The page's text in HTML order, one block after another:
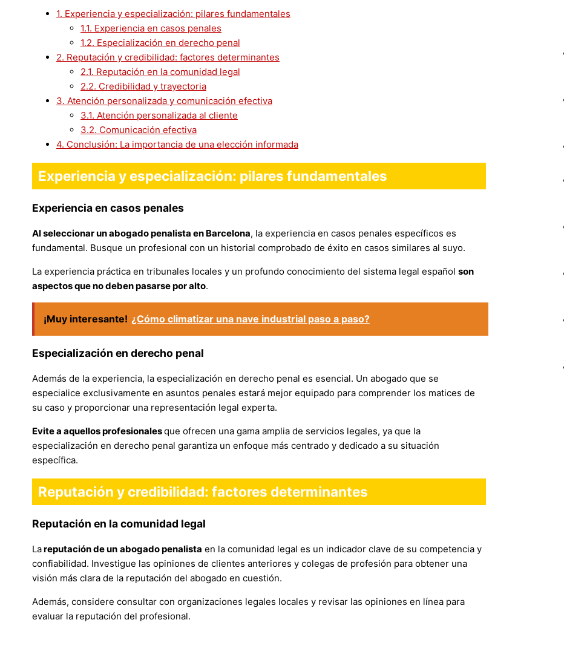
1. Experiencia y especialización: pilares fundamentales
1.1. Experiencia en casos penales
1.2. Especialización en derecho penal
2. Reputación y credibilidad: factores determinantes
2.1. Reputación en la comunidad legal
2.2. Credibilidad y trayectoria
3. Atención personalizada y comunicación efectiva
3.1. Atención personalizada al cliente
3.2. Comunicación efectiva
4. Conclusión: La importancia de una elección informada
Experiencia y especialización: pilares fundamentales
Experiencia en casos penales
Al seleccionar un abogado penalista en Barcelona, la experiencia en casos penales específicos es
fundamental. Busque un profesional con un historial comprobado de éxito en casos similares al suyo.
La experiencia práctica en tribunales locales y un profundo conocimiento del sistema legal español son
aspectos que no deben pasarse por alto.
¡Muy interesante! ¿Cómo climatizar una nave industrial paso a paso?
Especialización en derecho penal
Además de la experiencia, la especialización en derecho penal es esencial. Un abogado que se
especialice exclusivamente en asuntos penales estará mejor equipado para comprender los matices de
su caso y proporcionar una representación legal experta.
Evite a aquellos profesionalesque ofrecen una gama amplia de servicios legales, ya que la
especialización en derecho penal garantiza un enfoque más centrado y dedicado a su situación
específica.
Reputación y credibilidad: factores determinantes
Reputación en la comunidad legal
Lareputación de un abogado penalista en la comunidad legal es un indicador clave de su competencia y
confiabilidad. Investigue las opiniones de clientes anteriores y colegas de profesión para obtener una
visión más clara de la reputación del abogado en cuestión.
Además, considere consultar con organizaciones legales locales y revisar las opiniones en línea para
evaluar la reputación del profesional.